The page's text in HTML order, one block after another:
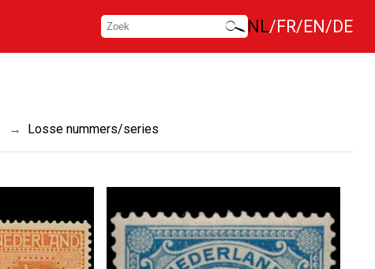
NL FR EN DE
Losse nummers/series